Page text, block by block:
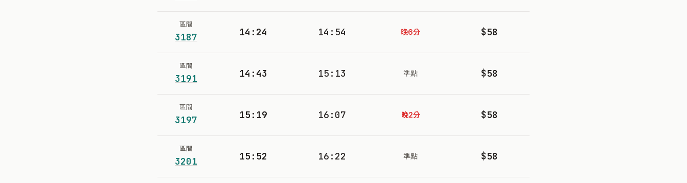
區間
3187 14:24 14:54 晚6分 $58
區間
3191 14:43 15:13 準點 $58
區間
3197 15:19 16:07 晚2分 $58
區間
3201 15:52 16:22 準點 $58